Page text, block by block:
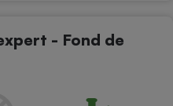
- Fond de